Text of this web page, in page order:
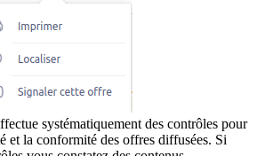
systématiquement des contrôles pour
et la conformité des offres diffusées. Si